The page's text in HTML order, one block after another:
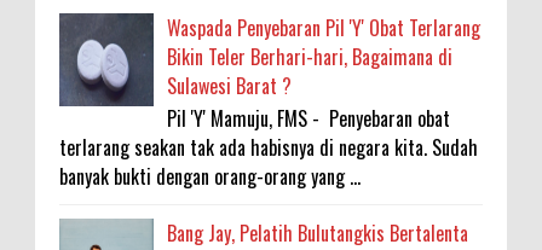
Waspada Penyebaran Pil 'Y' Obat Terlarang
Bikin Teler Berhari-hari, Bagaimana di
Sulawesi Barat ?
Pil 'Y' Mamuju, FMS - Penyebaran obat
terlarang seakan tak ada habisnya di negara kita. Sudah
banyak bukti dengan orang-orang yang ...
Bang Jay, Pelatih Bulutangkis Bertalenta